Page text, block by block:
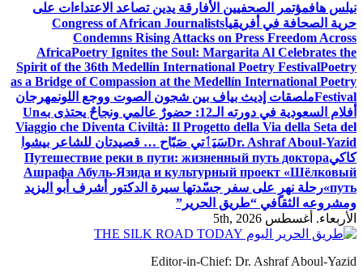
نيلس هافمؤتمر الصحفيين الأفارقة يدين تصاعد الاعتداءات على
حرية الصحافة في أفريقياCongress of African Journalists
Condemns Rising Attacks on Press Freedom Across
AfricaPoetry Ignites the Soul: Margarita Al Celebrates the
Spirit of the 36th Medellín International Poetry FestivalPoetry
as a Bridge of Compassion at the Medellín International Poetry
Festivalملصقات إديث بياف بين شجون الصوت ووجع اللونمهرجان
أفلام السعودية في دورته الـ12: حضورٌ عالمي ونجاحٌ يحتذى به
Un
Viaggio che Diventa Civiltà: Il Progetto della Via della Seta del
Dr. Ashraf Aboul-Yazidسَيَٲتي صَبّاح … قصيدتان للشاعر بيشوا
كاكيПутешествие реки в пути: жизненный путь доктора
Ашрафа Абуль-Язида и культурный проект «Шёлковый
путь» رحلة نهرٍ على سفر جسّدتها سيرة الدكتور أشرف أبو اليزيد
ومشروعه الثقافي “طريق الحرير”
الأربعاء. أغسطس 5th, 2026
Editor-in-Chief: Dr. Ashraf Aboul-Yazid